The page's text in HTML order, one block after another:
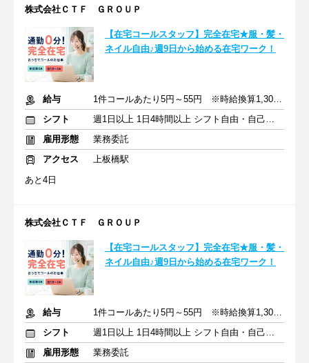
株式会社ＣＴＦ ＧＲＯＵＰ
【在宅コールスタッフ】完全在宅★服・髪・
ネイル自由♪週9日から始める在宅ワーク！
給与
1件コールあたり5円～55円 ※時給換算1,300円～4,000円
シフト
週1日以上 1日4時間以上 シフト自由・自己申告
雇用形態
業務委託
アクセス
上板橋駅
あと4日
株式会社ＣＴＦ ＧＲＯＵＰ
【在宅コールスタッフ】完全在宅★服・髪・
ネイル自由♪週9日から始める在宅ワーク！
給与
1件コールあたり5円～55円 ※時給換算1,300円～4,000円
シフト
週1日以上 1日4時間以上 シフト自由・自己申告
雇用形態
業務委託